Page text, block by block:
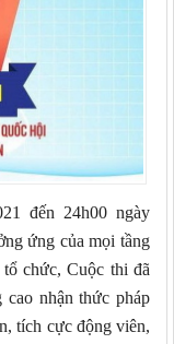
đến 24h00 ngày
ứng của mọi tầng
chức, Cuộc thi đã
nhận thức pháp
tích cực động viên,